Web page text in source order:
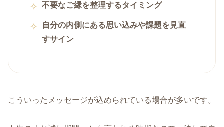
不要なご縁を整理するタイミング
自分の内側にある思い込みや課題を見直
すサイン
こういったメッセージが込められている場合が多いです。